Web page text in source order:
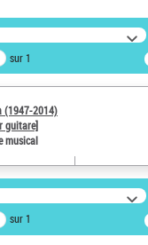
dans les
:
2014)
recherche
sur 1
(1947-2014)
guitare]
musical
sur 1